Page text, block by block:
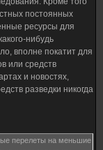
постоянных
ресурсы для
нибудь
вполне покатит для
или средств
и новостях,
разведки никогда
перелеты на меньшие